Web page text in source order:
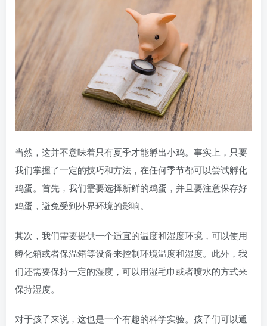
当然，这并不意味着只有夏季才能孵出小鸡。事实上，只要
我们掌握了一定的技巧和方法，在任何季节都可以尝试孵化
鸡蛋。首先，我们需要选择新鲜的鸡蛋，并且要注意保存好
鸡蛋，避免受到外界环境的影响。
其次，我们需要提供一个适宜的温度和湿度环境，可以使用
孵化箱或者保温箱等设备来控制环境温度和湿度。此外，我
们还需要保持一定的湿度，可以用湿毛巾或者喷水的方式来
保持湿度。
对于孩子来说，这也是一个有趣的科学实验。孩子们可以通